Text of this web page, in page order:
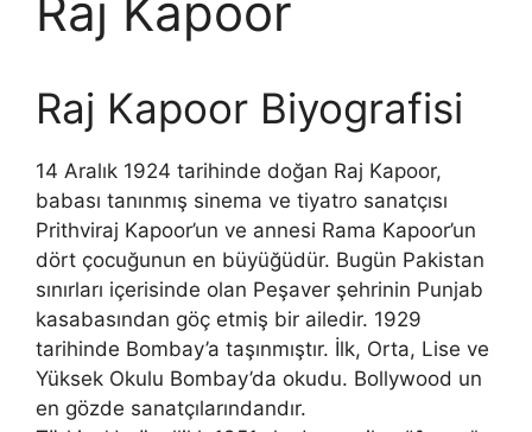
Raj Kapoor
Raj Kapoor Biyografisi
14 Aralık 1924 tarihinde doğan Raj Kapoor,
babası tanınmış sinema ve tiyatro sanatçısı
Prithviraj Kapoor’un ve annesi Rama Kapoor’un
dört çocuğunun en büyüğüdür. Bugün Pakistan
sınırları içerisinde olan Peşaver şehrinin Punjab
kasabasından göç etmiş bir ailedir. 1929
tarihinde Bombay’a taşınmıştır. İlk, Orta, Lise ve
Yüksek Okulu Bombay’da okudu. Bollywood un
en gözde sanatçılarındandır.